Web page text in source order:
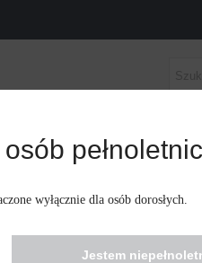
KONOPI AUTOKWITNĄCE
wyłącznie dla osób dorosłych.
Jestem